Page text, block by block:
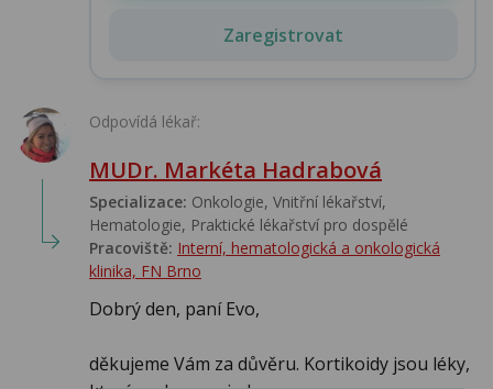
Zaregistrovat
Odpovídá lékař:
MUDr. Markéta Hadrabová
Specializace: Onkologie, Vnitřní lékařství,
Hematologie, Praktické lékařství pro dospělé
Pracoviště: Interní, hematologická a onkologická
klinika, FN Brno
Dobrý den, paní Evo,
děkujeme Vám za důvěru. Kortikoidy jsou léky,